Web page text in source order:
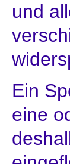
und
Ein
eine